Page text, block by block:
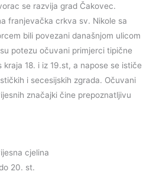
se razvija grad Čakovec.
franjevačka crkva sv. Nikole sa
bili povezani današnjom ulicom
potezu očuvani primjerci tipične
18. i iz 19.st, a napose se ističe
i secesijskih zgrada. Očuvani
značajki čine prepoznatljivu
cjelina
20. st.